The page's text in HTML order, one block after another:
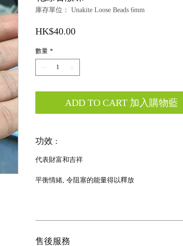
庫存單位： Unakite Loose Beads 6mm
HK$40.00價
數量 *
ADD TO CART 加入購物藍
功效 :
代表財富和吉祥
平衡情緒, 令阻塞的能量得以釋放
售後服務